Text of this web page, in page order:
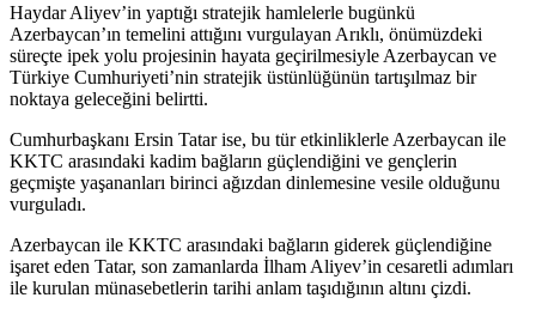
Haydar Aliyev’in yaptığı stratejik hamlelerle bugünkü
Azerbaycan’ın temelini attığını vurgulayan Arıklı, önümüzdeki
süreçte ipek yolu projesinin hayata geçirilmesiyle Azerbaycan ve
Türkiye Cumhuriyeti’nin stratejik üstünlüğünün tartışılmaz bir
noktaya geleceğini belirtti.
Cumhurbaşkanı Ersin Tatar ise, bu tür etkinliklerle Azerbaycan ile
KKTC arasındaki kadim bağların güçlendiğini ve gençlerin
geçmişte yaşananları birinci ağızdan dinlemesine vesile olduğunu
vurguladı.
Azerbaycan ile KKTC arasındaki bağların giderek güçlendiğine
işaret eden Tatar, son zamanlarda İlham Aliyev’in cesaretli adımları
ile kurulan münasebetlerin tarihi anlam taşıdığının altını çizdi.